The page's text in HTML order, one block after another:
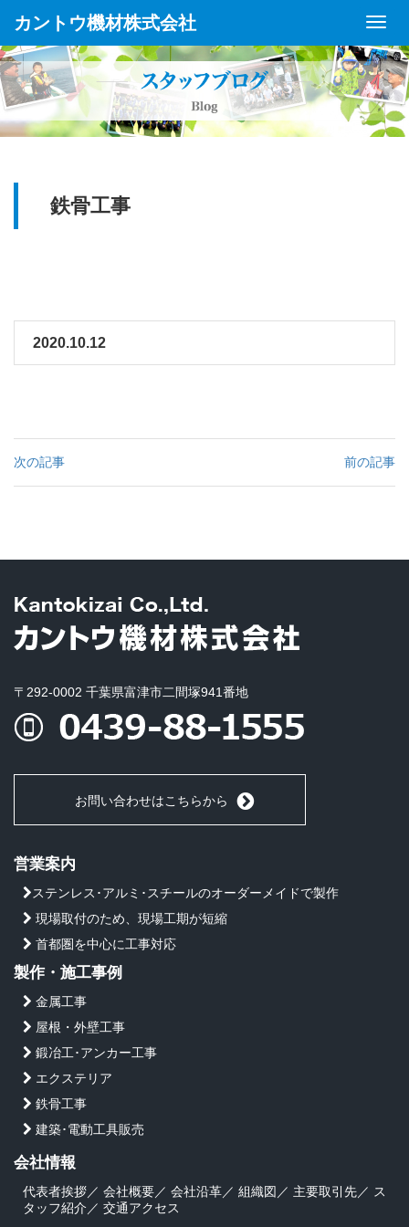
カントウ機材株式会社
鉄骨工事
2020.10.12
次の記事 前の記事
〒292-0002 千葉県富津市二間塚941番地
お問い合わせはこちらから
営業案内
ステンレス･アルミ･スチールのオーダーメイドで製作
現場取付のため、現場工期が短縮
首都圏を中心に工事対応
製作・施工事例
金属工事
屋根・外壁工事
鍛冶工･アンカー工事
エクステリア
鉄骨工事
建築･電動工具販売
会社情報
代表者挨拶／ 会社概要／ 会社沿革／ 組織図 ／ 主要取引先／ ス
タッフ紹介 ／ 交通アクセス